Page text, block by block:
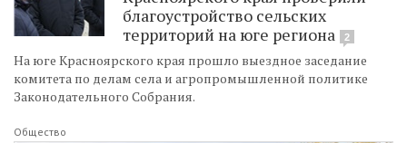
благоустройство сельских
территорий на юге региона
2
На юге Красноярского края прошло выездное заседание
комитета по делам села и агропромышленной политике
Законодательного Собрания.
Общество